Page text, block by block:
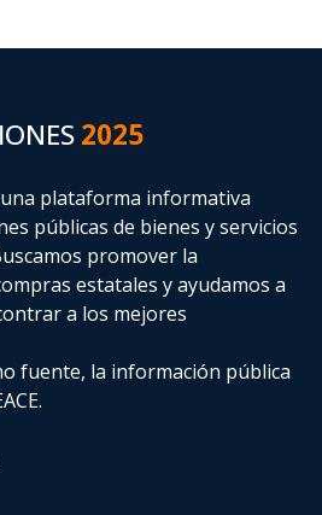
2025
plataforma informativa
públicas de bienes y servicios
promover la
estatalesy ayudamos a
a los mejores
fuente, la información pública